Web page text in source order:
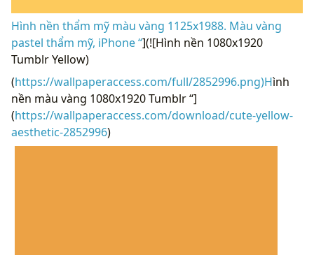
Hình nền thẩm mỹ màu vàng 1125x1988. Màu vàng
pastel thẩm mỹ, iPhone “](![Hình nền 1080x1920
Tumblr Yellow)
(https://wallpaperaccess.com/full/2852996.png)Hình
nền màu vàng 1080x1920 Tumblr “]
(https://wallpaperaccess.com/download/cute-yellow-
aesthetic-2852996)